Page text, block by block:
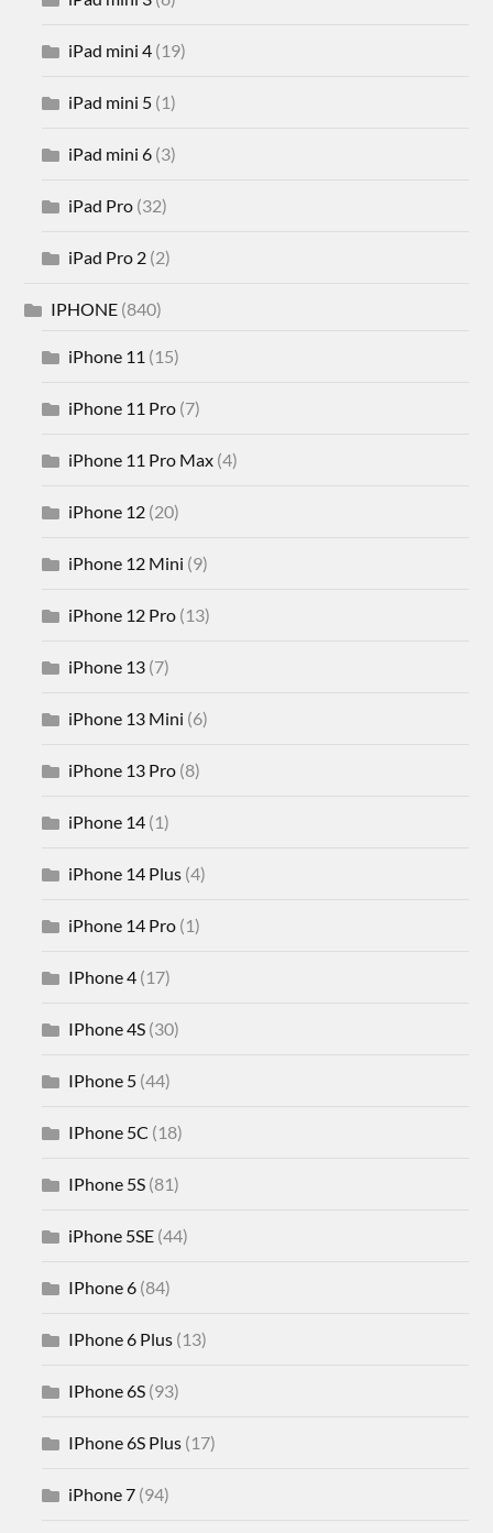
iPad mini 4 (19)
iPad mini 5 (1)
iPad mini 6 (3)
iPad Pro (32)
iPad Pro 2 (2)
IPHONE (840)
iPhone 11 (15)
iPhone 11 Pro (7)
iPhone 11 Pro Max (4)
iPhone 12 (20)
iPhone 12 Mini (9)
iPhone 12 Pro (13)
iPhone 13 (7)
iPhone 13 Mini (6)
iPhone 13 Pro (8)
iPhone 14 (1)
iPhone 14 Plus (4)
iPhone 14 Pro (1)
IPhone 4 (17)
IPhone 4S (30)
IPhone 5 (44)
IPhone 5C (18)
IPhone 5S (81)
iPhone 5SE (44)
IPhone 6 (84)
IPhone 6 Plus (13)
IPhone 6S (93)
IPhone 6S Plus (17)
iPhone 7 (94)